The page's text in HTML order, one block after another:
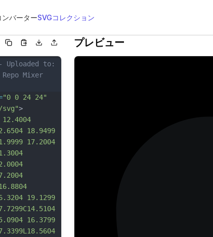
ンバーターSVGコレクション
Uploaded to:
Repo Mixer
"0 0 24 24"
>
12.4004
18.9499
17.2004
19.1299
16.3799
プレビュー